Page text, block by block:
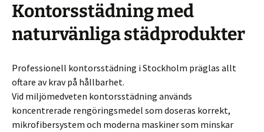
Kontorsstädning med
naturvänliga städprodukter
Professionell kontorsstädning i Stockholm präglas allt
oftare av krav på hållbarhet.
Vid miljömedveten kontorsstädning används
koncentrerade rengöringsmedel som doseras korrekt,
mikrofibersystem och moderna maskiner som minskar